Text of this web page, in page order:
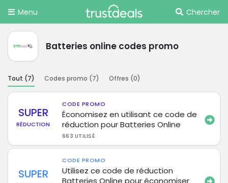
Menu Chercher
Batteries online codes promo
Tout (7) Codes promo (7) Offres (0)
SUPER
RÉDUCTION
CODE PROMO
Économisez en utilisant ce code de
réduction pour Batteries Online
663 UTILISÉ
SUPER
CODE PROMO
Utilisez ce code de réduction
Batteries Online pour économiser